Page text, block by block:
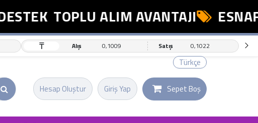
TOPLU ALIM AVANTAJI ESNAFA
₸ Alış 0,1009 Satış 0,1022
Türkçe
Giriş Yap
Hesap Oluştur Sepet Boş